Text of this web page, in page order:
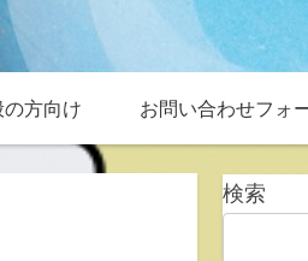
方向け お問い合わせフォ
検索